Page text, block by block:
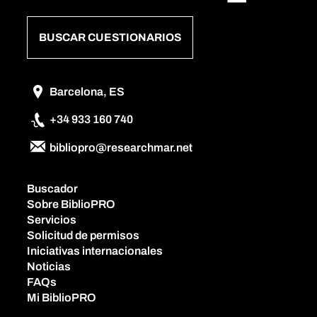
BUSCAR CUESTIONARIOS
Barcelona, ES
+34 933 160 740
bibliopro@researchmar.net
Buscador
Sobre BiblioPRO
Servicios
Solicitud de permisos
Iniciativas internacionales
Noticias
FAQs
Mi BiblioPRO